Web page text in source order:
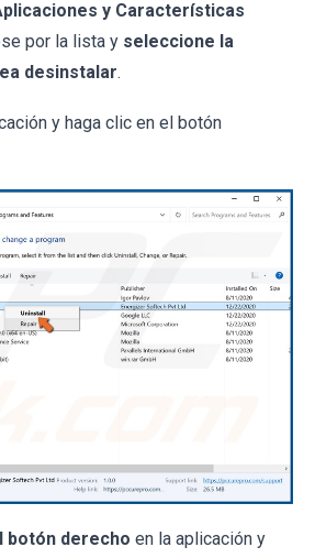
y Características
por la lista y seleccione la
desinstalar.
y haga clic en el botón
botón derecho en la aplicación y